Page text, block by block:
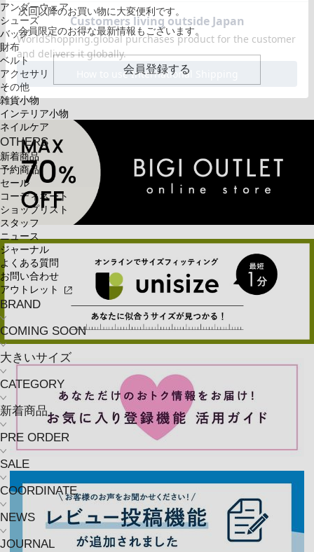
アンダーウェア
シューズ
バッグ
財布
ベルト
アクセサリ
その他
雑貨小物
インテリア小物
ネイルケア
OTHERS
新着商品
予約商品
セール
コーディネート
ショップリスト
スタッフ
ニュース
ジャーナル
よくある質問
お問い合わせ
アウトレット
BRAND
COMING SOON
大きいサイズ
CATEGORY
新着商品
PRE ORDER
SALE
COORDINATE
NEWS
JOURNAL
次回以降のお買い物に大変便利です。
会員限定のお得な最新情報もございます。
会員登録する